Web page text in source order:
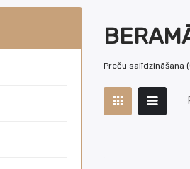
Preču salīdzināšana